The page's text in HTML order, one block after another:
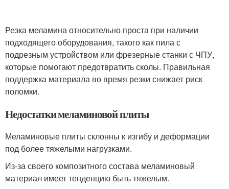
Резка меламина относительно проста при наличии
подходящего оборудования, такого как пила с
подрезным устройством или фрезерные станки с ЧПУ,
которые помогают предотвратить сколы. Правильная
поддержка материала во время резки снижает риск
поломки.
Недостатки меламиновой плиты
Меламиновые плиты склонны к изгибу и деформации
под более тяжелыми нагрузками.
Из-за своего композитного состава меламиновый
материал имеет тенденцию быть тяжелым.